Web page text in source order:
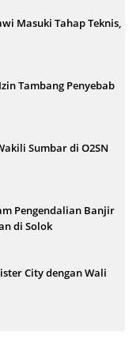
Masuki Tahap Teknis,
Tambang Penyebab
Sumbar di O2SN
Pengendalian Banjir
di Solok
City dengan Wali